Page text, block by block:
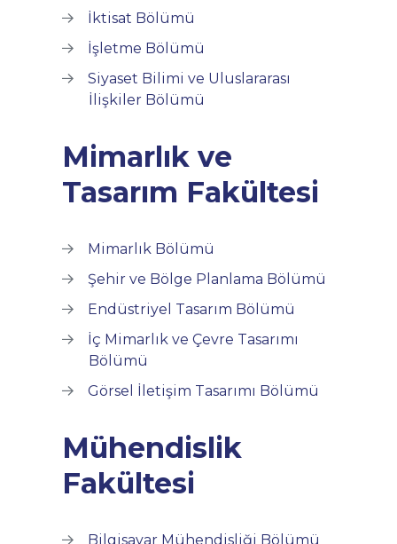
İktisat Bölümü
İşletme Bölümü
Siyaset Bilimi ve Uluslararası
İlişkiler Bölümü
Mimarlık ve
Tasarım Fakültesi
Mimarlık Bölümü
Şehir ve Bölge Planlama Bölümü
Endüstriyel Tasarım Bölümü
İç Mimarlık ve Çevre Tasarımı
Bölümü
Görsel İletişim Tasarımı Bölümü
Mühendislik
Fakültesi
Bilgisayar Mühendisliği Bölümü